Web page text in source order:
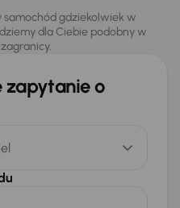
samochód gdziekolwiek w
dla Ciebie podobny w
zapytanie o